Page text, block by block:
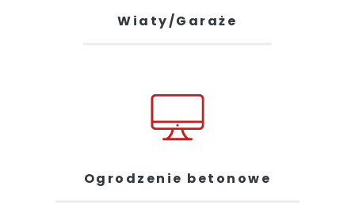
Wiaty/Garaże
Ogrodzenie betonowe